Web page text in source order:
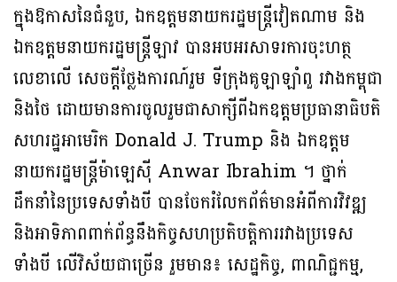
ក្នុងឱកាសនៃជំនួប, ឯកឧត្តមនាយករដ្ឋមន្រ្តីវៀតណាម និង
ឯកឧត្តមនាយករដ្ឋមន្រ្តីឡាវ បានអបអរសាទរការចុះហត្ថ
លេខាលើ សេចក្តីថ្លែងការណ៍រួម ទីក្រុងគូឡាឡាំពួ រវាងកម្ពុជា
និងថៃ ដោយមានការចូលរួមជាសាក្សីពីឯកឧត្តមប្រធានាធិបតិ
សហរដ្ឋអាមេរិក Donald J. Trump និង ឯកឧត្ដម
នាយករដ្ឋមន្ត្រីម៉ាឡេស៊ី Anwar Ibrahim ។ ថ្នាក់
ដឹកនាំនៃប្រទេសទាំងបី បានចែករំលែកព័ត៌មានអំពីការវិវឌ្ឍ
និងអាទិភាពពាក់ព័ន្ធនឹងកិច្ចសហប្រតិបត្តិការរវាងប្រទេស
ទាំងបី លើវិស័យជាច្រើន រួមមាន៖ សេដ្ឋកិច្ច, ពាណិជ្ជកម្ម,